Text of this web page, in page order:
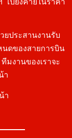
ยประสานงานรับ
ดของสายการบิน
มงานของเราจะ
า
า